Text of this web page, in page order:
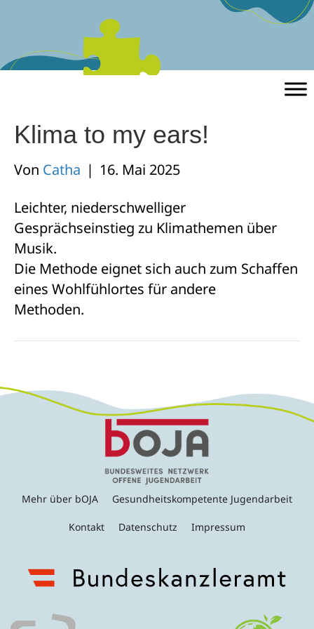
Klima to my ears!
Von Catha | 16. Mai 2025
Leichter, niederschwelliger
Gesprächseinstieg zu Klimathemen über
Musik.
Die Methode eignet sich auch zum Schaffen
eines Wohlfühlortes für andere
Methoden.
Mehr über bOJA Gesundheitskompetente Jugendarbeit
Kontakt Datenschutz Impressum